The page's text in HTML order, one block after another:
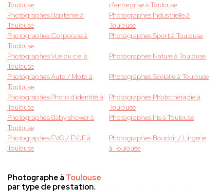
Toulouse
d'entreprise à Toulouse
Photographes Baptême à
Toulouse
Photographes Industrielle à
Toulouse
Photographes Corporate à
Toulouse
Photographes Sport à Toulouse
Photographes Vue du ciel à
Toulouse
Photographes Nature à Toulouse
Photographes Auto / Moto à
Toulouse
Photographes Scolaire à Toulouse
Photographes Photo d'identité à
Toulouse
Photographes Photothérapie à
Toulouse
Photographes Baby shower à
Toulouse
Photographes Iris à Toulouse
Photographes EVG / EVJF à
Toulouse
Photographes Boudoir / Lingerie
à Toulouse
Photographe à Toulouse
par type de prestation.